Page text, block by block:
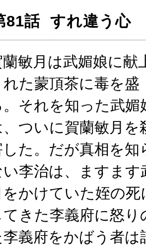
81話 すれ違う心
蘭敏月は武媚娘に献
れた蒙頂茶に毒を盛
。それを知った武媚
、ついに賀蘭敏月を
した。だが真相を知
い李治は、ますま
をかけていた姪の
てきた李義府に怒
李義府をかばう者